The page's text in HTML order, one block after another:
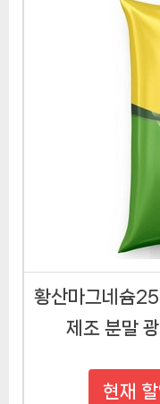
황산마그네슘
제조 분말
현재